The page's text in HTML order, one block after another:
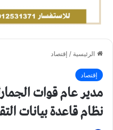
الرئيسية / إقتصاد
إقتصاد
مدير عام قوات
نظام قاعدة بيانات